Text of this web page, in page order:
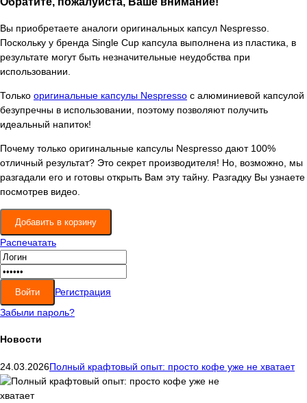
Вы приобретаете аналоги оригинальных капсул Nespresso.
Поскольку у бренда Single Cup капсула выполнена из пластика, в
результате могут быть незначительные неудобства при
использовании.
Только оригинальные капсулы Nespresso c алюминиевой капсулой
безупречны в использовании, поэтому позволяют получить
идеальный напиток!
Почему только оригинальные капсулы Nespresso дают 100%
отличный результат? Это секрет производителя! Но, возможно, мы
разгадали его и готовы открыть Вам эту тайну. Разгадку Вы узнаете
посмотрев видео.
Распечатать
Регистрация
Забыли пароль?
Новости
24.03.2026Полный крафтовый опыт: просто кофе уже не хватает